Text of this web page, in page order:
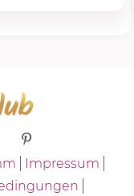
Impressum